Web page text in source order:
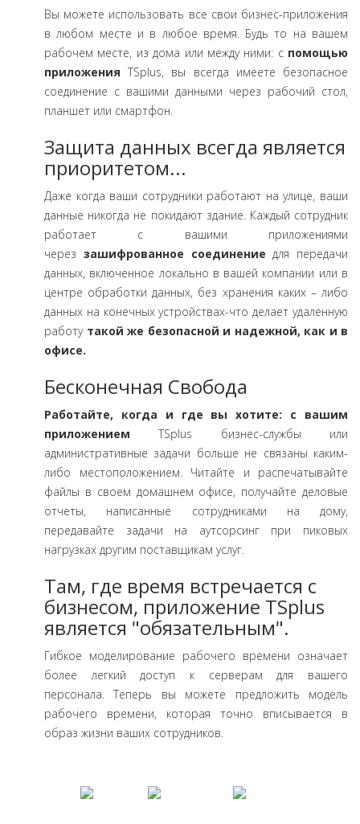
Вы можете использовать все свои бизнес-приложения
в любом месте и в любое время. Будь то на вашем
рабочем месте, из дома или между ними: с помощью
приложенияTSplus, вы всегда имеете безопасное
соединение с вашими данными через рабочий стол,
планшет или смартфон.
Защита данных всегда является
приоритетом...
Даже когда ваши сотрудники работают на улице, ваши
данные никогда не покидают здание. Каждый сотрудник
работает с вашими приложениями
через зашифрованное соединениедля передачи
данных, включенное локально в вашей компании или в
центре обработки данных, без хранения каких – либо
данных на конечных устройствах-что делает удаленную
работу такой же безопасной и надежной, как и в
офисе.
Бесконечная Свобода
Работайте, когда и где вы хотите: с вашим
приложениемTSplus бизнес-службы или
административные задачи больше не связаны каким-
либо местоположением. Читайте и распечатывайте
файлы в своем домашнем офисе, получайте деловые
отчеты, написанные сотрудниками на дому,
передавайте задачи на аутсорсинг при пиковых
нагрузках другим поставщикам услуг.
Там, где время встречается с
бизнесом, приложение TSplus
является "обязательным".
Гибкое моделирование рабочего времени означает
более легкий доступ к серверам для вашего
персонала. Теперь вы можете предложить модель
рабочего времени, которая точно вписывается в
образ жизни ваших сотрудников.